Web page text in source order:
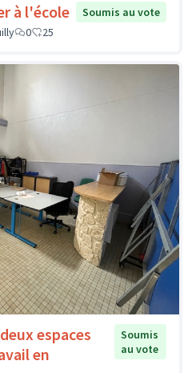
à l'école
Soumis au vote
0 25
espaces
en
Soumis
au vote